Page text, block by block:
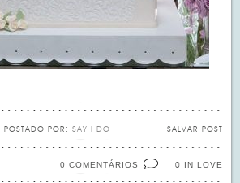
SALVAR POST
POSTADO POR: SAY I DO
0 IN LOVE
0 COMENTÁRIOS